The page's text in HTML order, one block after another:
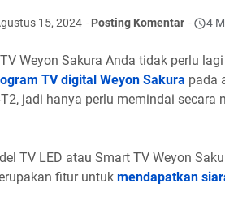
15, 2024 Posting Komentar 4
Weyon Sakura Anda tidak perlu
TV digital Weyon Sakura pada
jadi hanya perlu memindai secara
TV LED atau Smart TV Weyon
fitur untuk mendapatkan